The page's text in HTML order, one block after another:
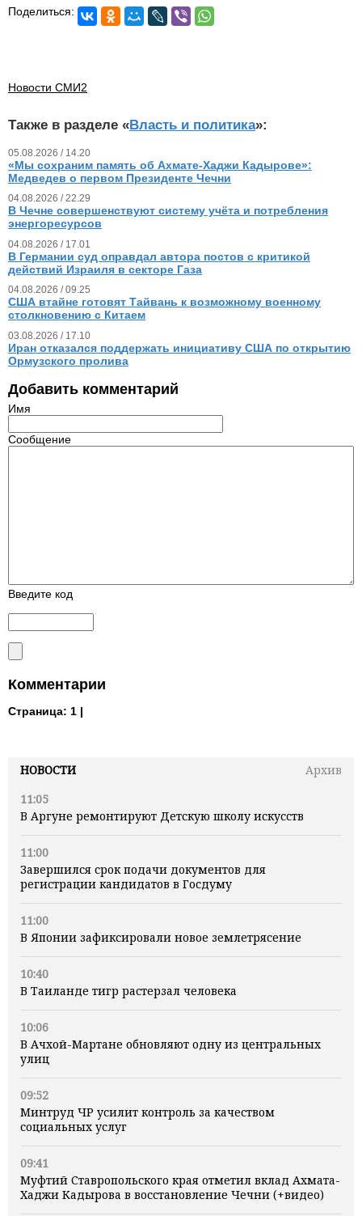
НОВОСТИ
Архив
11:05
В Аргуне ремонтируют Детскую школу искусств
11:00
Завершился срок подачи документов для
регистрации кандидатов в Госдуму
11:00
В Японии зафиксировали новое землетрясение
10:40
В Таиланде тигр растерзал человека
10:06
В Ачхой-Мартане обновляют одну из центральных
улиц
09:52
Минтруд ЧР усилит контроль за качеством
социальных услуг
09:41
Муфтий Ставропольского края отметил вклад Ахмата-
Хаджи Кадырова в восстановление Чечни (+видео)
Поделиться:
Новости СМИ2
Также в разделе «Власть и политика»:
05.08.2026 / 14.20
«Мы сохраним память об Ахмате-Хаджи Кадырове»:
Медведев о первом Президенте Чечни
04.08.2026 / 22.29
В Чечне совершенствуют систему учёта и потребления
энергоресурсов
04.08.2026 / 17.01
В Германии суд оправдал автора постов с критикой
действий Израиля в секторе Газа
04.08.2026 / 09.25
США втайне готовят Тайвань к возможному военному
столкновению с Китаем
03.08.2026 / 17.10
Иран отказался поддержать инициативу США по открытию
Ормузского пролива
Добавить комментарий
Имя
Сообщение
Введите код
Комментарии
Страница: 1 |